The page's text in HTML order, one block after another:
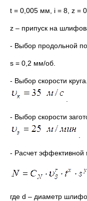
t = 0,005 мм, i = 8, z =
z – припуск на
- Выбор продольной
s = 0,2 мм/об.
- Выбор скорости
- Выбор скорости
- Расчет
где d – диаметр